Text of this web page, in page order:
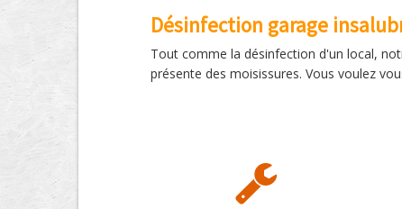
Désinfection garage
Tout comme la désinfection d'un local,
présente des moisissures. Vous voulez